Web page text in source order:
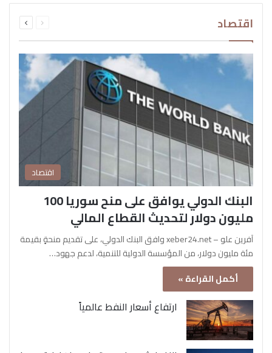
اقتصاد الصفحةالصفحة
اقتصاد
البنك الدولي يوافق على منح سوريا 100
مليون دولار لتحديث القطاع المالي
آفرين علو – xeber24.net وافق البنك الدولي، على تقديم منحةٍ بقيمة
مئة مليون دولار، من المؤسسة الدولية للتنمية، لدعم جهود…
أكمل القراءة »
ارتفاع أسعار النفط عالمياً